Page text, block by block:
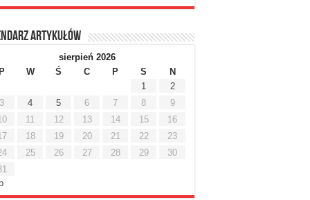
artykułów
sierpień 2026
P
W Ś C P S
N
1
2
3
4 5 6 7 8
9
11 12 13 14 15
16
18 19 20 21 22
23
25 26 27 28 29
30